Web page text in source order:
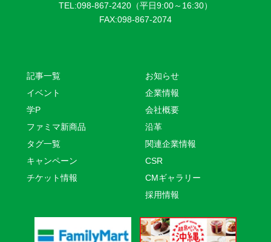
TEL:098-867-2420（平日9:00～16:30）
FAX:098-867-2074
記事一覧
イベント
学P
ファミマ新商品
タグ一覧
キャンペーン
チケット情報
お知らせ
企業情報
会社概要
沿革
関連企業情報
CSR
CMギャラリー
採用情報